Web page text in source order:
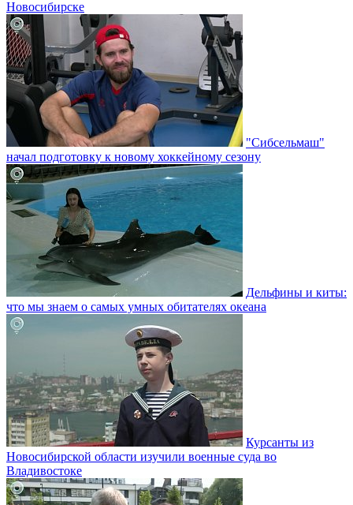
Новосибирске
"Сибсельмаш"
начал подготовку к новому хоккейному сезону
Дельфины и киты:
что мы знаем о самых умных обитателях океана
Курсанты из
Новосибирской области изучили военные суда во
Владивостоке